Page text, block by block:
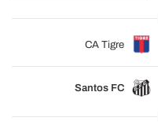
CA Tigre
Santos FC